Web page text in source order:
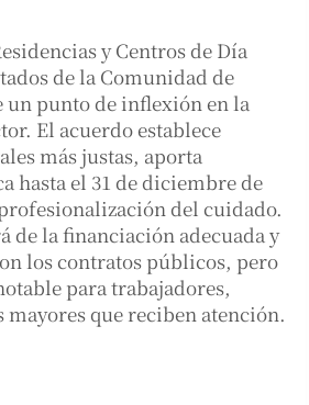
y Centros de Día
de la Comunidad de
punto de inflexión en la
El acuerdo establece
más justas, aporta
hasta el 31 de diciembre de
del cuidado.
de la financiación adecuada y
los contratos públicos, pero
para trabajadores,
mayores que reciben atención.